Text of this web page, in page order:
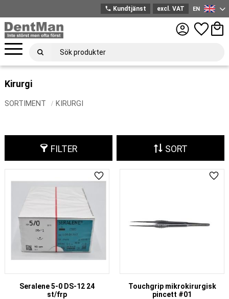
Menu
phone Kundtjänst excl. VAT
English
EN
Favorites
Kirurgi
SORTIMENT KIRURGI
FILTER SORT
Seralene 5-0 DS-12 24
st/frp
Add to favorites
Touchgrip mikrokirurgisk
pincett #01
Add